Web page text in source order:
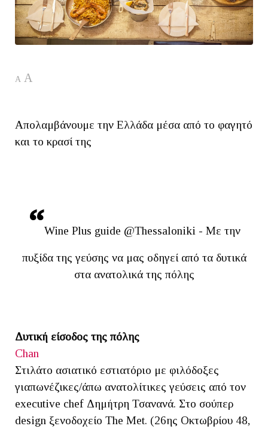
A A
Απολαμβάνουμε την Ελλάδα μέσα από το φαγητό
και το κρασί της
Wine Plus guide @Thessaloniki - Με την
πυξίδα της γεύσης να μας οδηγεί από τα δυτικά
στα ανατολικά της πόλης
Δυτική είσοδος της πόλης
Chan
Στιλάτο ασιατικό εστιατόριο με φιλόδοξες
γιαπωνέζικες/άπω ανατολίτικες γεύσεις από τον
executive chef Δημήτρη Τσανανά. Στο σούπερ
design ξενοδοχείο The Met. (26ης Οκτωβρίου 48,